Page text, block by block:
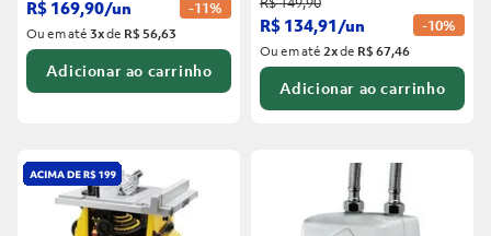
R$ 169,90/un -11%
Ou em até3xde R$ 56,63
Adicionar ao carrinho
R$ 134,91/un -10%
Ou em até2xde R$ 67,46
Adicionar ao carrinho